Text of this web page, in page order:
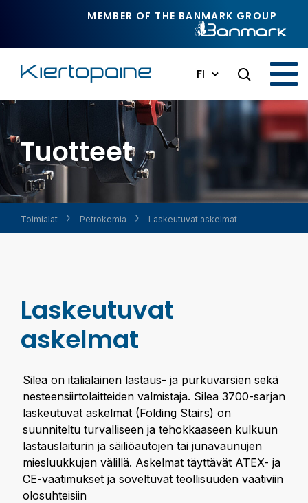
MEMBER OF THE BANMARK GROUP
FI
Tuotteet
Toimialat Petrokemia Laskeutuvat askelmat
Laskeutuvat
askelmat
Silea on italialainen lastaus- ja purkuvarsien sekä
nesteensiirtolaitteiden valmistaja. Silea 3700-sarjan
laskeutuvat askelmat (Folding Stairs) on
suunniteltu turvalliseen ja tehokkaaseen kulkuun
lastauslaiturin ja säiliöautojen tai junavaunujen
miesluukkujen välillä. Askelmat täyttävät ATEX- ja
CE-vaatimukset ja soveltuvat teollisuuden vaativiin
olosuhteisiin